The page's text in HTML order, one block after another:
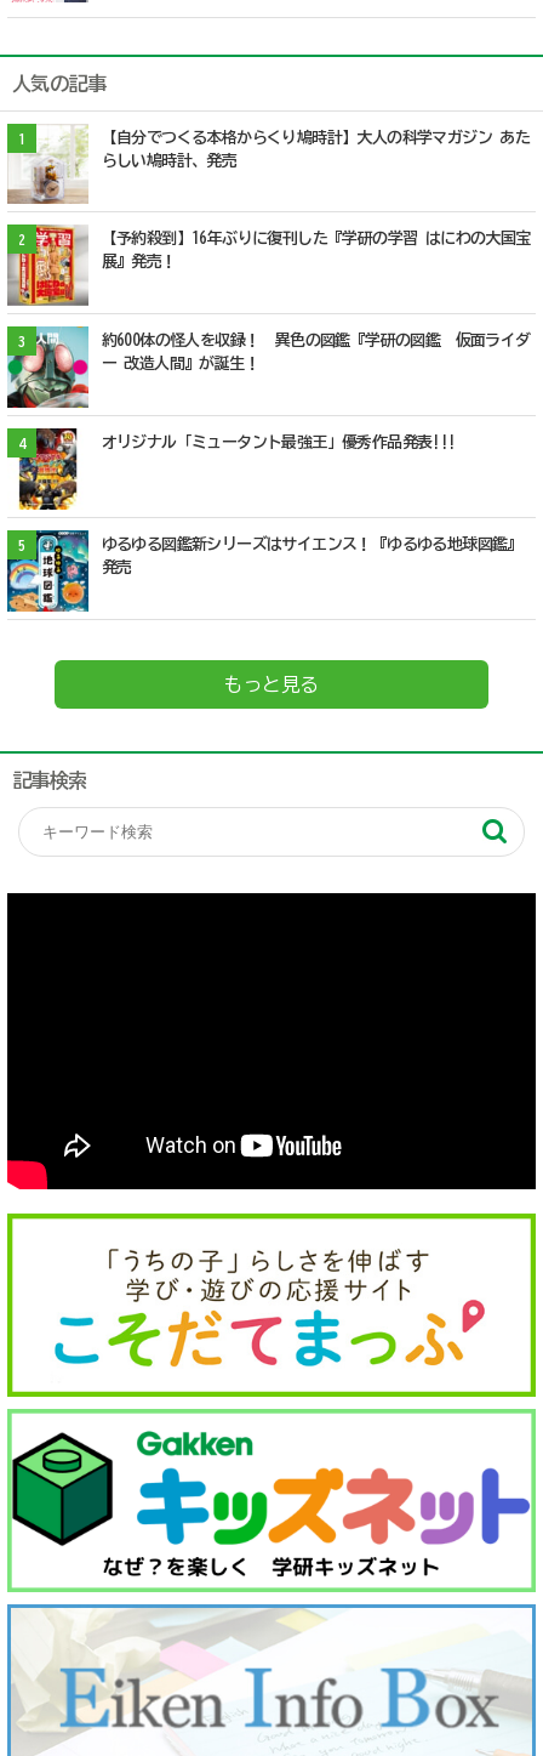
人気の記事
1
【自分でつくる本格からくり鳩時計】大人の科学マガジン あた
らしい鳩時計、発売
2
【予約殺到】16年ぶりに復刊した『学研の学習 はにわの大国宝
展』発売！
3
約600体の怪人を収録！ 異色の図鑑『学研の図鑑 仮面ライダ
ー 改造人間』が誕生！
4 オリジナル「ミュータント最強王」優秀作品発表!!!
5
ゆるゆる図鑑新シリーズはサイエンス！『ゆるゆる地球図鑑』
発売
もっと見る
記事検索